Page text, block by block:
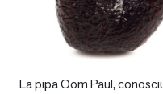
La pipa Oom Paul,